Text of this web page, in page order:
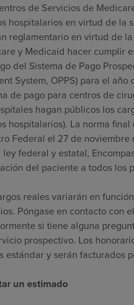
de Servicios de
hospitalarios en virtud de la
reglamentario en virtud de
y Medicaid hacer cumplir
del Sistema de Pago
System, OPPS) para el
de pago para centros de
hagan públicos los
hospitalarios). La norma
Federal el 27 de
ley federal y estatal,
del paciente a todos los
reales variarán en
Póngase en contacto con
si tiene alguna
prospectivo. Los
estándar y serán facturados
un estimado